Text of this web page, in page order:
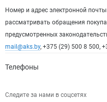
Номер и адрес электронной
рассматривать обращения
предусмотренных
mail@aks.by, +375 (29) 500 8 500,
Телефоны
Следите за нами в соцсетях